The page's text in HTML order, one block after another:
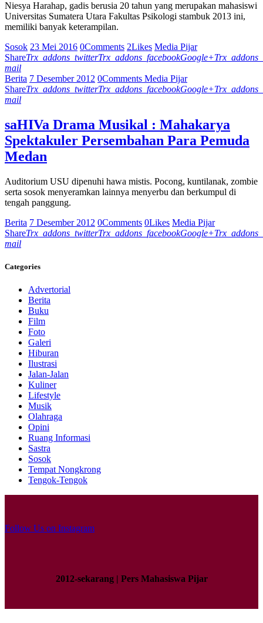
Niesya Harahap, gadis berusia 20 tahun yang merupakan mahasiswi
Universitas Sumatera Utara Fakultas Psikologi stambuk 2013 ini,
memiliki banyak keterampilan.
Sosok 23 Mei 2016 0Comments 2Likes Media Pijar
ShareTrx_addons_twitterTrx_addons_facebookGoogle+
mail
Berita 7 Desember 2012 0Comments Media Pijar
ShareTrx_addons_twitterTrx_addons_facebookGoogle+
mail
saHIVa Drama Musikal : Mahakarya
Spektakuler Persembahan Para Pemuda
Medan
Auditorium USU dipenuhi hawa mistis. Pocong, kuntilanak, zombie
serta sosok menyeramkan lainnya menyerbu dan berkumpul di
tengah panggung.
Berita 7 Desember 2012 0Comments 0Likes Media Pijar
ShareTrx_addons_twitterTrx_addons_facebookGoogle+
mail
Categories
Advertorial
Berita
Buku
Film
Foto
Galeri
Hiburan
Ilustrasi
Jalan-Jalan
Kuliner
Lifestyle
Musik
Olahraga
Opini
Ruang Informasi
Sastra
Sosok
Tempat Nongkrong
Tengok-Tengok
Follow Us on Instagram
2012-sekarang | Pers Mahasiswa Pijar